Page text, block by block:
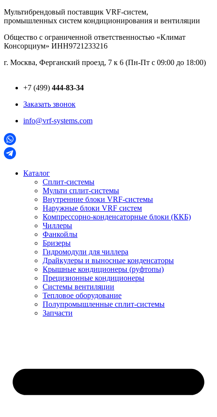
Перейти
к
Мультибрендовый поставщик VRF-cистем,
промышленных систем кондиционирования и вентиляции
Общество с ограниченной ответственностью «Климат
Консорциум» ИНН9721233216
г. Москва, Ферганский проезд, 7 к 6 (Пн-Пт с 09:00 до 18:00)
+7 (499) 444-83-34
Заказать звонок
info@vrf-systems.com
Каталог
Сплит-системы
Мульти сплит-системы
Внутренние блоки VRF-cистемы
Наружные блоки VRF cистем
Компрессорно-конденсаторные блоки (ККБ)
Чиллеры
Фанкойлы
Бризеры
Гидромодули для чиллера
Драйкулеры и выносные конденсаторы
Крышные кондиционеры (руфтопы)
Прецизионные кондиционеры
Системы вентиляции
Тепловое оборудование
Полупромышленные сплит-системы
Запчасти